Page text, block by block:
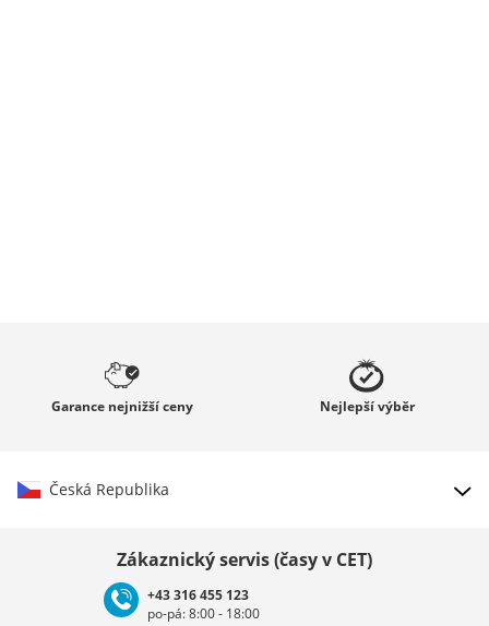
Garance nejnižší ceny Nejlepšívýběr
Česká Republika
Deutschland Österreich
Zákaznický servis (časy v CET)
+43 316 455 123
po-pá: 8:00 - 18:00